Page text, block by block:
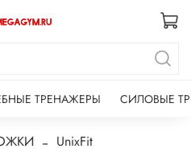
ТРЕНАЖЕРЫ СИЛОВЫЕ
UnixFit